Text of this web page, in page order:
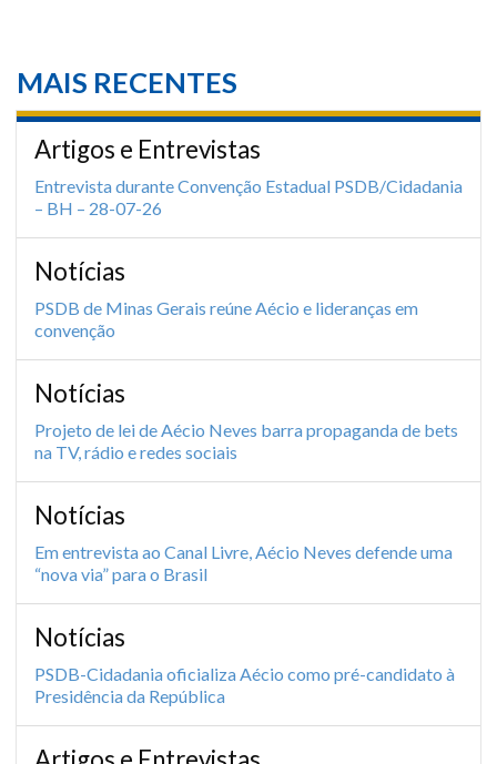
MAIS RECENTES
Artigos e Entrevistas
Entrevista durante Convenção Estadual PSDB/Cidadania
– BH – 28-07-26
Notícias
PSDB de Minas Gerais reúne Aécio e lideranças em
convenção
Notícias
Projeto de lei de Aécio Neves barra propaganda de bets
na TV, rádio e redes sociais
Notícias
Em entrevista ao Canal Livre, Aécio Neves defende uma
“nova via” para o Brasil
Notícias
PSDB-Cidadania oficializa Aécio como pré-candidato à
Presidência da República